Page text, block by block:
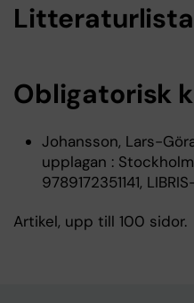
Obligatorisk
Johansson, Lars-
upplagan :
9789172351141,
Artikel, upp till 100 sidor.